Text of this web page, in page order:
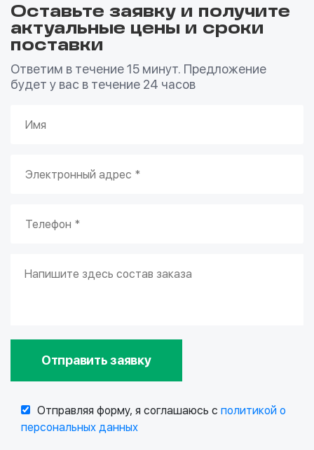
Оставьте заявку и получите
актуальные цены и сроки
поставки
Ответим в течение 15 минут. Предложение
будет у вас в течение 24 часов
Отправить заявку
Отправляя форму, я соглашаюсь с политикой о
персональных данных